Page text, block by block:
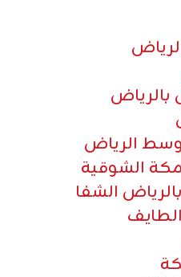
الرياض
الشوقية
الشفا